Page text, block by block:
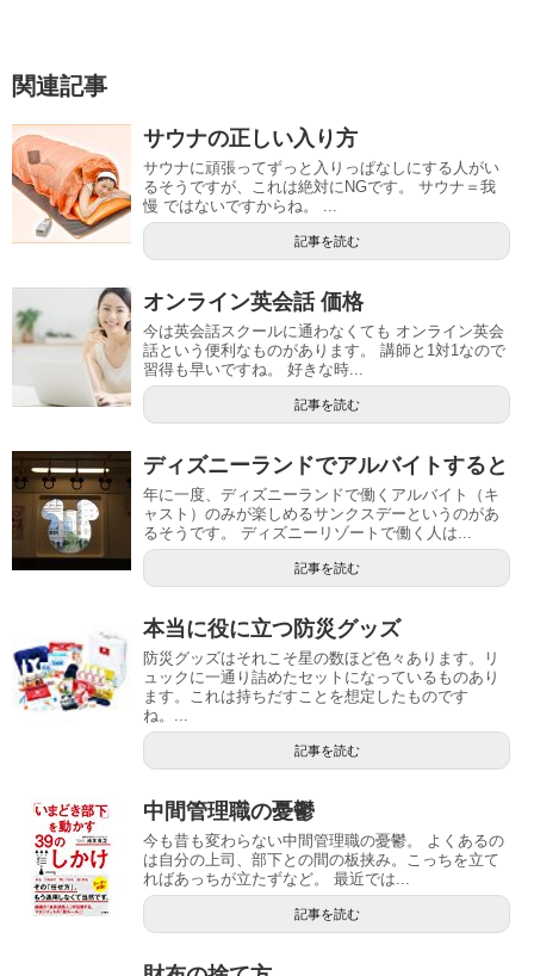
関連記事
サウナの正しい入り方
サウナに頑張ってずっと入りっぱなしにする人がい
るそうですが、これは絶対にNGです。 サウナ＝我
慢 ではないですからね。 ...
記事を読む
オンライン英会話 価格
今は英会話スクールに通わなくても オンライン英会
話という便利なものがあります。 講師と1対1なので
習得も早いですね。 好きな時...
記事を読む
ディズニーランドでアルバイトすると
年に一度、ディズニーランドで働くアルバイト（キ
ャスト）のみが楽しめるサンクスデーというのがあ
るそうです。 ディズニーリゾートで働く人は...
記事を読む
本当に役に立つ防災グッズ
防災グッズはそれこそ星の数ほど色々あります。リ
ュックに一通り詰めたセットになっているものあり
ます。これは持ちだすことを想定したものです
ね。...
記事を読む
中間管理職の憂鬱
今も昔も変わらない中間管理職の憂鬱。 よくあるの
は自分の上司、部下との間の板挟み。こっちを立て
ればあっちが立たずなど。 最近では...
記事を読む